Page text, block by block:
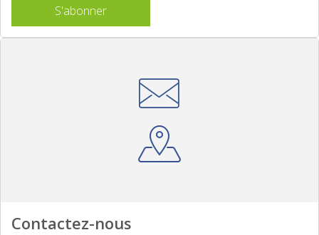
S'abonner
Contactez-nous